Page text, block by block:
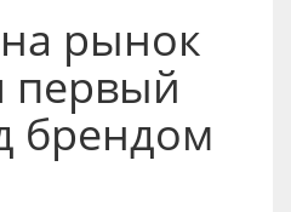
рынок
первый
брендом